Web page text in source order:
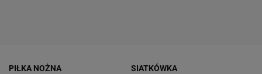
PIŁKA NOŻNA SIATKÓWKA